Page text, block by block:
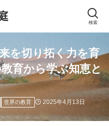
検索
を切り拓く力を育
育から学ぶ知恵と
世界の教育 2025年4月13日